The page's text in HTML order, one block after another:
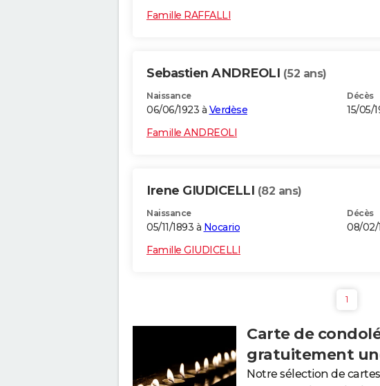
Famille RAFFALLI
Sebastien ANDREOLI (52 ans)
Naissance
06/06/1923 à Verdèse
Décès
15/05/
Famille ANDREOLI
Irene GIUDICELLI (82 ans)
Naissance
05/11/1893 à Nocario
Décès
08/02/
Famille GIUDICELLI
1
Carte de
gratuitement
Notre sélection de